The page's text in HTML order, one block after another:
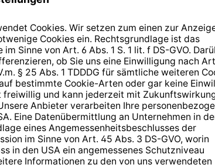
Technische Daten
Nennmaß
F/D
G/T
Offsetwinkel